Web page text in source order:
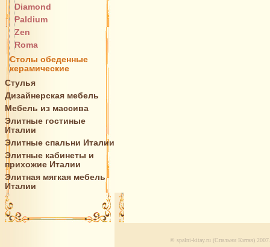
Diamond
Paldium
Zen
Roma
Столы обеденные
керамические
Стулья
Дизайнерская мебель
Мебель из массива
Элитные гостиные
Италии
Элитные спальни Италии
Элитные кабинеты и
прихожие Италии
Элитная мягкая мебель
Италии
© spalni-kitay.ru (Спальни Китая) 2007.